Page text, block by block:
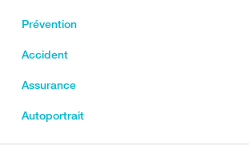
Prévention
Accident
Assurance
Autoportrait